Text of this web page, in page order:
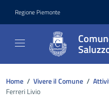
Regione Piemonte
Home / Vivere il Comune /
Ferreri Livio